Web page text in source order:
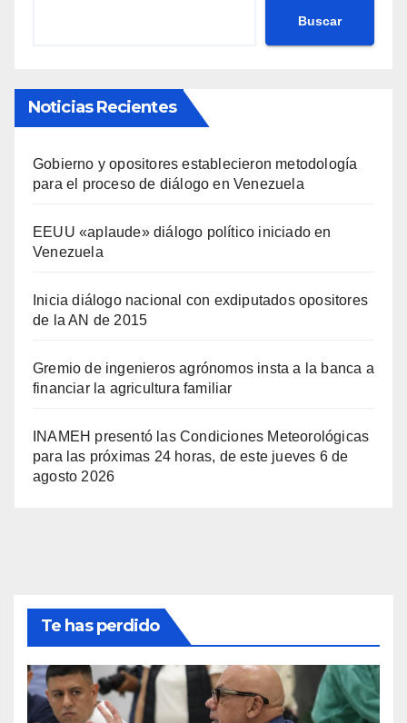
Buscar
Noticias Recientes
Gobierno y opositores establecieron metodología
para el proceso de diálogo en Venezuela
EEUU «aplaude» diálogo político iniciado en
Venezuela
Inicia diálogo nacional con exdiputados opositores
de la AN de 2015
Gremio de ingenieros agrónomos insta a la banca a
financiar la agricultura familiar
INAMEH presentó las Condiciones Meteorológicas
para las próximas 24 horas, de este jueves 6 de
agosto 2026
Te has perdido